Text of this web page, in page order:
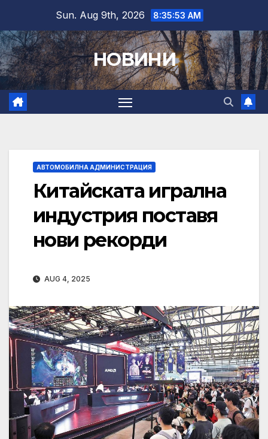
content
Sun. Aug 9th, 2026 8:35:54 AM
НОВИНИ
АВТОМОБИЛНА АДМИНИСТРАЦИЯ
Китайската игрална
индустрия поставя
нови рекорди
AUG 4, 2025